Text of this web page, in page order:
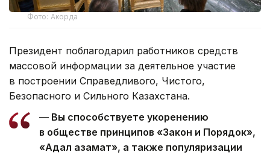
Фото: Акорда
Президент поблагодарил работников средств
массовой информации за деятельное участие
в построении Справедливого, Чистого,
Безопасного и Сильного Казахстана.
— Вы способствуете укоренению
в обществе принципов «Закон и Порядок»,
«Адал азамат», а также популяризации